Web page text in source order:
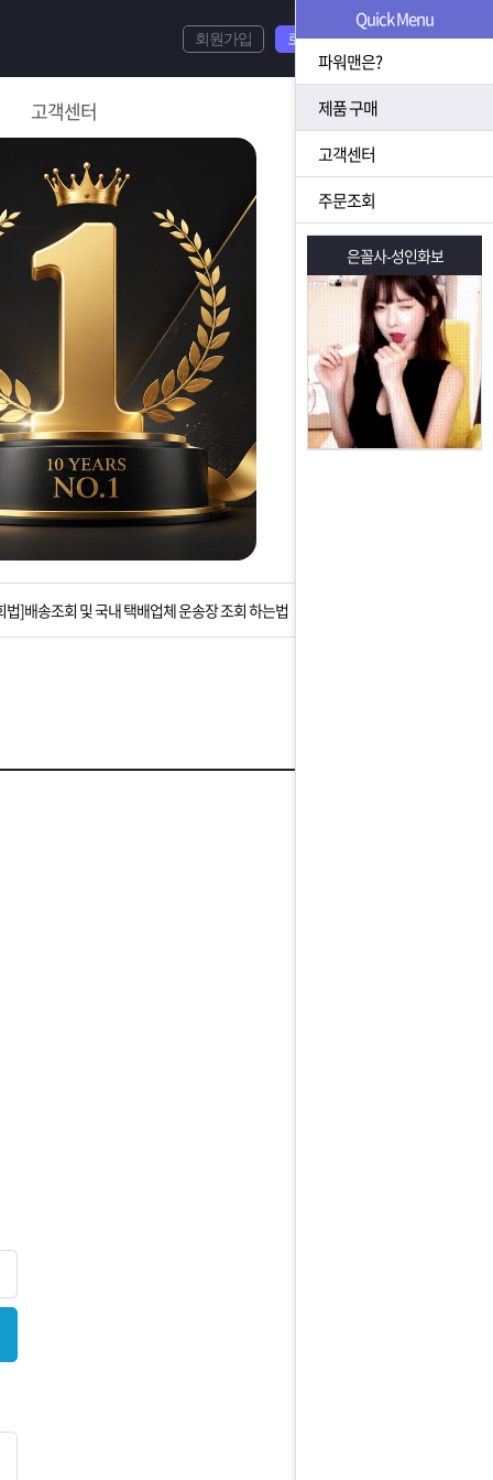
고객센터
회원가입 로그인
상황을 대비해 꼭 입금후 고객센터 연락바랍니다.
연휴 배송 및 휴무 안내
]배송조회 및 국내 택배업체 운송장 조회 하는법
상황을 대비해 꼭 입금후 고객센터 연락바랍니다.
Quick Menu
파워맨은?
제품 구매
고객센터
주문조회
은꼴사-성인화보 은꼴사-성인화보